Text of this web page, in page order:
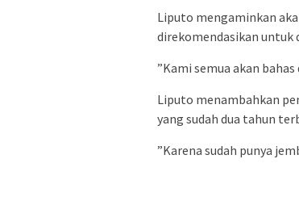
Liputo mengaminkan
direkomendasikan untuk
”Kami semua akan
Liputo menambahkan
yang sudah dua tahun
”Karena sudah punya